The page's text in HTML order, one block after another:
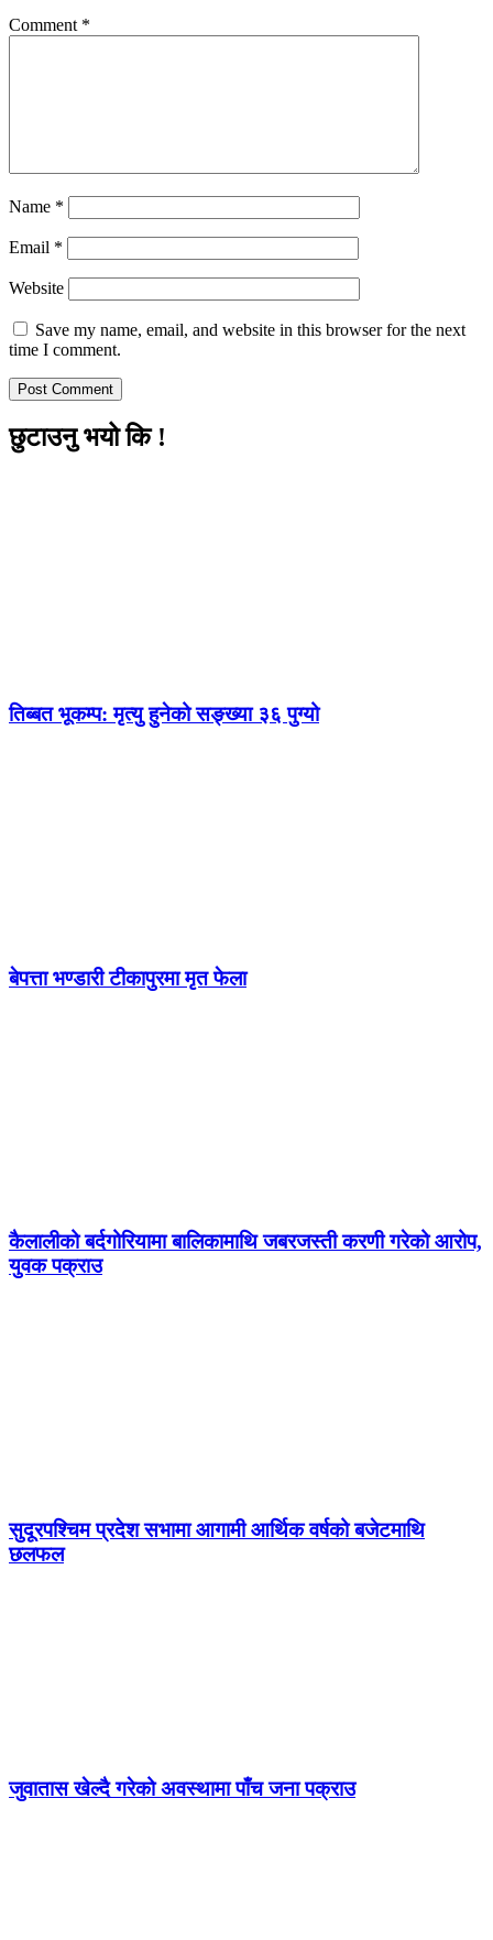
Comment *
Name *
Email *
Website
Save my name, email, and website in this browser for the next
time I comment.
छुटाउनु भयो कि !
तिब्बत भूकम्प: मृत्यु हुनेको सङ्ख्या ३६ पुग्यो
बेपत्ता भण्डारी टीकापुरमा मृत फेला
कैलालीको बर्दगोरियामा बालिकामाथि जबरजस्ती करणी गरेको आरोप,
युवक पक्राउ
सुदूरपश्चिम प्रदेश सभामा आगामी आर्थिक वर्षको बजेटमाथि
छलफल
जुवातास खेल्दै गरेको अवस्थामा पाँच जना पक्राउ